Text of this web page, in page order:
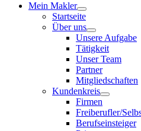
Mein Makler
Startseite
Über uns
Unsere Aufgabe
Tätigkeit
Unser Team
Partner
Mitgliedschaften
Kundenkreis
Firmen
Freiberufler/
Berufseinsteiger